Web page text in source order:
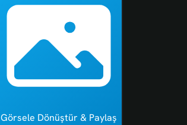
Görsele Dönüştür & Paylaş